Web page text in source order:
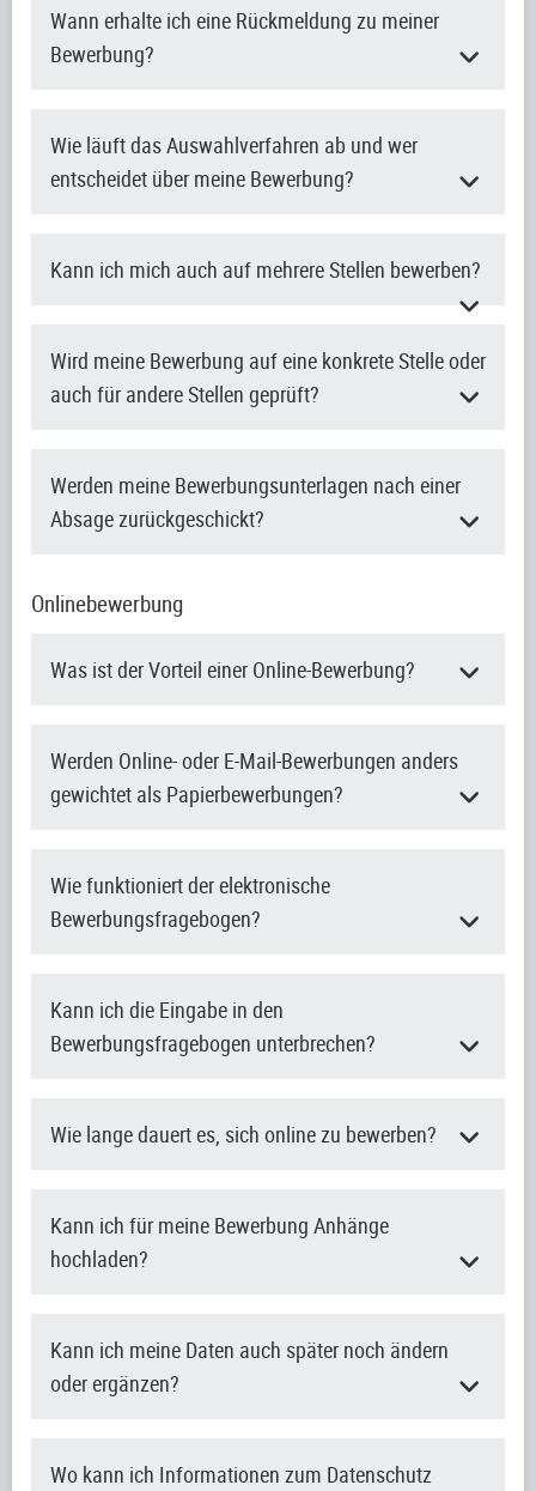
Wann erhalte ich eine Rückmeldung zu meiner
Bewerbung?
Wie läuft das Auswahlverfahren ab und wer
entscheidet über meine Bewerbung?
Kann ich mich auch auf mehrere Stellen bewerben?
Wird meine Bewerbung auf eine konkrete Stelle oder
auch für andere Stellen geprüft?
Werden meine Bewerbungsunterlagen nach einer
Absage zurückgeschickt?
Onlinebewerbung
Was ist der Vorteil einer Online-Bewerbung?
Werden Online- oder E-Mail-Bewerbungen anders
gewichtet als Papierbewerbungen?
Wie funktioniert der elektronische
Bewerbungsfragebogen?
Kann ich die Eingabe in den
Bewerbungsfragebogen unterbrechen?
Wie lange dauert es, sich online zu bewerben?
Kann ich für meine Bewerbung Anhänge
hochladen?
Kann ich meine Daten auch später noch ändern
oder ergänzen?
Wo kann ich Informationen zum Datenschutz